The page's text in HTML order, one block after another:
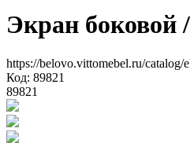
Экран боковой
https://belovo.vittomebel.ru/
Код: 89821
89821